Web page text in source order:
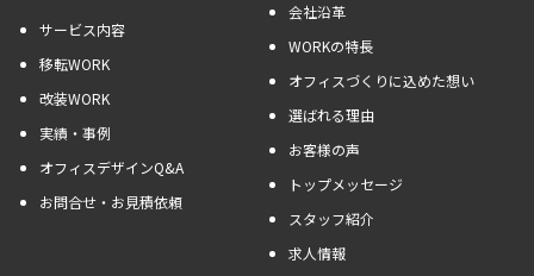
サービス内容
移転WORK
改装WORK
実績・事例
オフィスデザインQ&A
お問合せ・お見積依頼
会社沿革
WORKの特長
オフィスづくりに込めた想い
選ばれる理由
お客様の声
トップメッセージ
スタッフ紹介
求人情報